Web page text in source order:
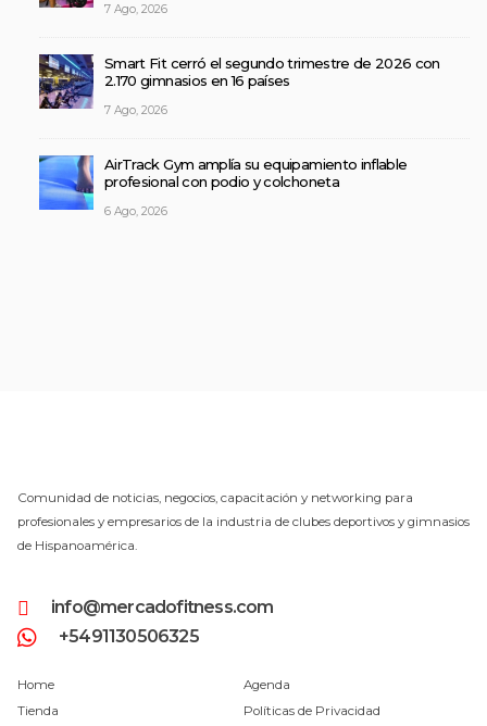
7 Ago, 2026
Smart Fit cerró el segundo trimestre de 2026 con
2.170 gimnasios en 16 países
7 Ago, 2026
AirTrack Gym amplía su equipamiento inflable
profesional con podio y colchoneta
6 Ago, 2026
Comunidad de noticias, negocios, capacitación y networking para
profesionales y empresarios de la industria de clubes deportivos y gimnasios
de Hispanoamérica.
info@mercadofitness.com
+5491130506325
Home
Tienda
Agenda
Políticas de Privacidad